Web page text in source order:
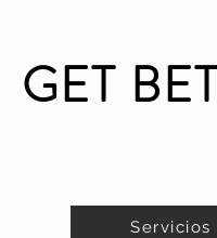
GET
Servicios